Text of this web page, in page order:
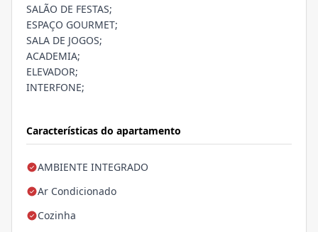
Características do apartamento
AMBIENTE INTEGRADO
Ar Condicionado
Cozinha
SALÃO DE FESTAS;
ESPAÇO GOURMET;
SALA DE JOGOS;
ACADEMIA;
ELEVADOR;
INTERFONE;